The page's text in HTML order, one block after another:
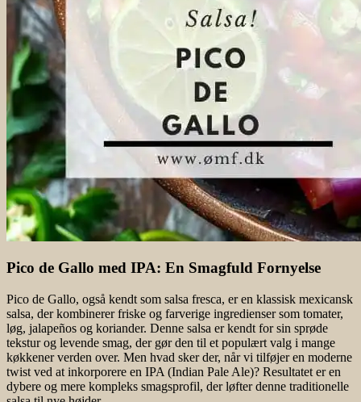
Pico de Gallo med IPA: En Smagfuld Fornyelse
Pico de Gallo, også kendt som salsa fresca, er en klassisk mexicansk
salsa, der kombinerer friske og farverige ingredienser som tomater,
løg, jalapeños og koriander. Denne salsa er kendt for sin sprøde
tekstur og levende smag, der gør den til et populært valg i mange
køkkener verden over. Men hvad sker der, når vi tilføjer en moderne
twist ved at inkorporere en IPA (Indian Pale Ale)? Resultatet er en
dybere og mere kompleks smagsprofil, der løfter denne traditionelle